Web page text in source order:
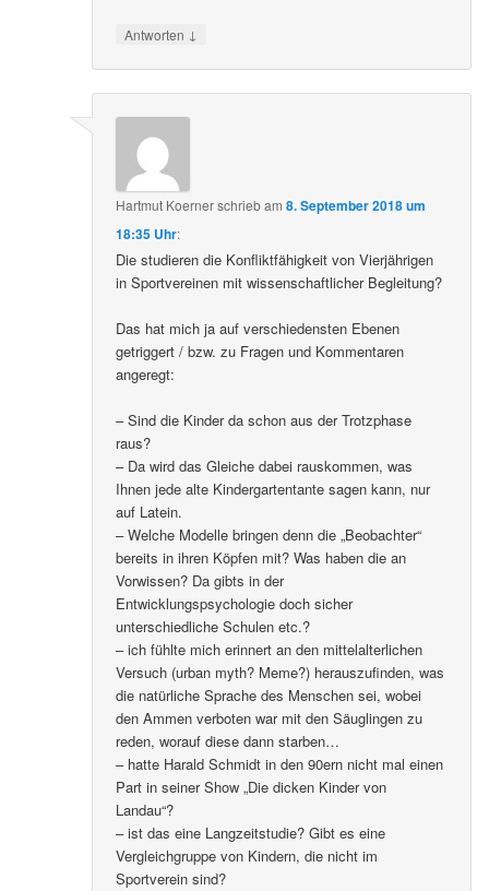
Antworten ↓
Hartmut Koernerschriebam8. September 2018 um
18:35 Uhr:
Die studieren die Konfliktfähigkeit von Vierjährigen
in Sportvereinen mit wissenschaftlicher Begleitung?
Das hat mich ja auf verschiedensten Ebenen
getriggert / bzw. zu Fragen und Kommentaren
angeregt:
– Sind die Kinder da schon aus der Trotzphase
raus?
– Da wird das Gleiche dabei rauskommen, was
Ihnen jede alte Kindergartentante sagen kann, nur
auf Latein.
– Welche Modelle bringen denn die „Beobachter“
bereits in ihren Köpfen mit? Was haben die an
Vorwissen? Da gibts in der
Entwicklungspsychologie doch sicher
unterschiedliche Schulen etc.?
– ich fühlte mich erinnert an den mittelalterlichen
Versuch (urban myth? Meme?) herauszufinden, was
die natürliche Sprache des Menschen sei, wobei
den Ammen verboten war mit den Säuglingen zu
reden, worauf diese dann starben…
– hatte Harald Schmidt in den 90ern nicht mal einen
Part in seiner Show „Die dicken Kinder von
Landau“?
– ist das eine Langzeitstudie? Gibt es eine
Vergleichgruppe von Kindern, die nicht im
Sportverein sind?